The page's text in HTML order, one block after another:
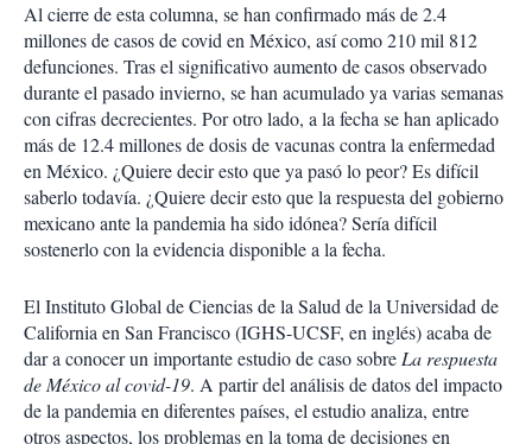
o
m
p
a
r
t
i
r
Al cierre de esta columna, se han confirmado más de 2.4
millones de casos de covid en México, así como 210 mil 812
defunciones. Tras el significativo aumento de casos observado
durante el pasado invierno, se han acumulado ya varias semanas
con cifras decrecientes. Por otro lado, a la fecha se han aplicado
más de 12.4 millones de dosis de vacunas contra la enfermedad
en México. ¿Quiere decir esto que ya pasó lo peor? Es difícil
saberlo todavía. ¿Quiere decir esto que la respuesta del gobierno
mexicano ante la pandemia ha sido idónea? Sería difícil
sostenerlo con la evidencia disponible a la fecha.
El Instituto Global de Ciencias de la Salud de la Universidad de
California en San Francisco (IGHS-UCSF, en inglés) acaba de
dar a conocer un importante estudio de caso sobre La respuesta
de México al covid-19. A partir del análisis de datos del impacto
de la pandemia en diferentes países, el estudio analiza, entre
otros aspectos, los problemas en la toma de decisiones en